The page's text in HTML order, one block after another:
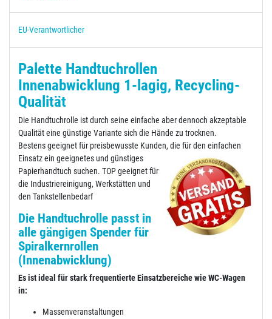
EU-Verantwortlicher
Palette Handtuchrollen
Innenabwicklung 1-lagig, Recycling-
Qualität
Die Handtuchrolle ist durch seine einfache aber dennoch akzeptable
Qualität eine günstige Variante sich die Hände zu trocknen.
Bestens geeignet für preisbewusste Kunden, die für den einfachen
Einsatz ein geeignetes und günstiges
Papierhandtuch suchen. TOP geeignet für
die Industriereinigung, Werkstätten und
den Tankstellenbedarf
Die Handtuchrolle passt in
alle gängigen Spender für
Spiralkernrollen
(Innenabwicklung)
Es ist ideal für stark frequentierte Einsatzbereiche wie WC-Wagen
in:
Massenveranstaltungen